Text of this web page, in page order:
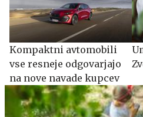
Kompaktni avtomobili
vse resneje odgovarjajo
na nove navade kupcev